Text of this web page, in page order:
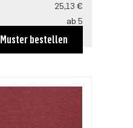
25,13 €
ab 5
20,10 €
Muster bestellen